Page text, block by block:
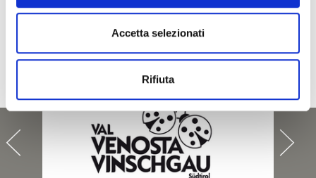
Accetta selezionati
Rifiuta
TUTTI GLI EVENTI